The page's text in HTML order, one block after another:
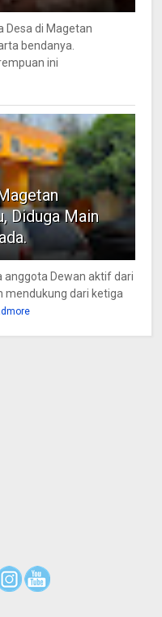
Desa di Magetan
bendanya.
ini
Diduga Main
anggota Dewan aktif dari
mendukung dari ketiga